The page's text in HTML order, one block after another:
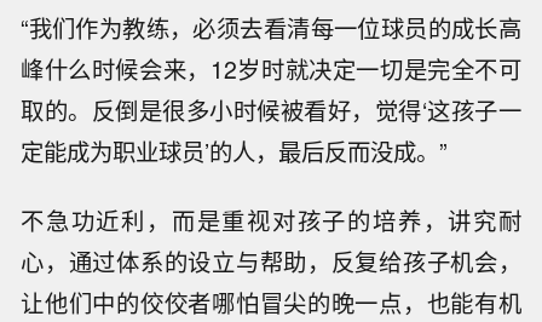
“我们作为教练，必须去看清每一位球员的成长高
峰什么时候会来，12岁时就决定一切是完全不可
取的。反倒是很多小时候被看好，觉得‘这孩子一
定能成为职业球员’的人，最后反而没成。”
不急功近利，而是重视对孩子的培养，讲究耐
心，通过体系的设立与帮助，反复给孩子机会，
让他们中的佼佼者哪怕冒尖的晚一点，也能有机